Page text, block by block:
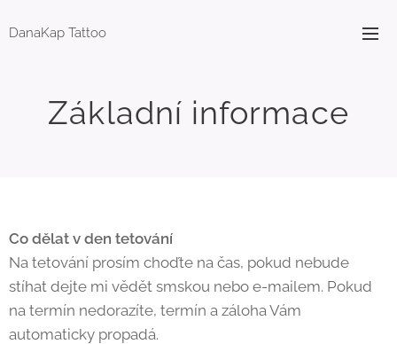
DanaKap Tattoo
Základní informace
Co dělat v den tetování
Na tetování prosím choďte na čas, pokud nebude
stíhat dejte mi vědět smskou nebo e-mailem. Pokud
na termín nedorazíte, termín a záloha Vám
automaticky propadá.